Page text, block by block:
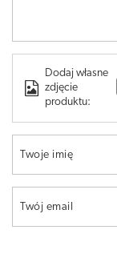
Dodaj własne
zdjęcie
produktu:
Twoje imię
Twój email